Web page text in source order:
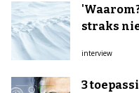
straks
interview
3